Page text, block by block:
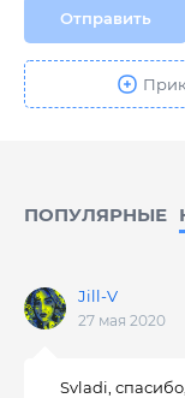
Отправить
ПОПУЛЯРНЫЕ
Jill-V
27 мая 2020
Svladi,